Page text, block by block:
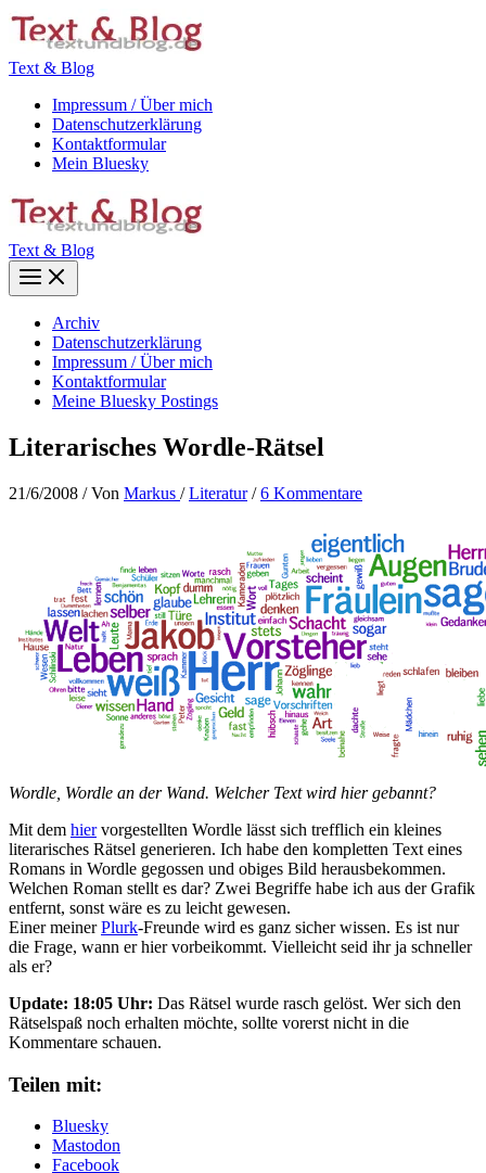
Zum
Inhalt
Text & Blog
Impressum / Über mich
Datenschutzerklärung
Kontaktformular
Mein Bluesky
Text & Blog
Main
Menu
Archiv
Datenschutzerklärung
Impressum / Über mich
Kontaktformular
Meine Bluesky Postings
Literarisches Wordle-Rätsel
21/6/2008 / Von Markus /Literatur/6 Kommentare
Wordle, Wordle an der Wand. Welcher Text wird hier gebannt?
Mit dem hiervorgestellten Wordle lässt sich trefflich ein kleines
literarisches Rätsel generieren. Ich habe den kompletten Text eines
Romans in Wordle gegossen und obiges Bild herausbekommen.
Welchen Roman stellt es dar? Zwei Begriffe habe ich aus der Grafik
entfernt, sonst wäre es zu leicht gewesen.
Einer meinerPlurk-Freunde wird es ganz sicher wissen. Es ist nur
die Frage, wann er hier vorbeikommt. Vielleicht seid ihr ja schneller
als er?
Update: 18:05 Uhr: Das Rätsel wurde rasch gelöst. Wer sich den
Rätselspaß noch erhalten möchte, sollte vorerst nicht in die
Kommentare schauen.
Teilen mit:
Bluesky
Mastodon
Facebook